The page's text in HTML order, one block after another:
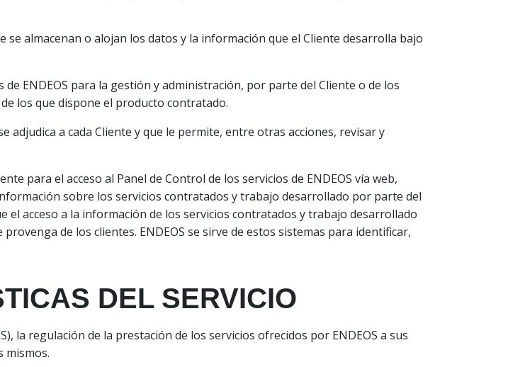
se almacenan o alojan los datos y la información que el Cliente desarrolla bajo
ENDEOS para la gestión y administración, por parte del Cliente o de los
los que dispone el producto contratado.
adjudica a cada Cliente y que le permite, entre otras acciones, revisar y
para el acceso al Panel de Control de los servicios de ENDEOS vía web,
sobre los servicios contratados y trabajo desarrollado por parte del
el acceso a la información de los servicios contratados y trabajo desarrollado
de los clientes. ENDEOS se sirve de estos sistemas para identificar,
DEL SERVICIO
la regulación de la prestación de los servicios ofrecidos por ENDEOS a sus
mismos.